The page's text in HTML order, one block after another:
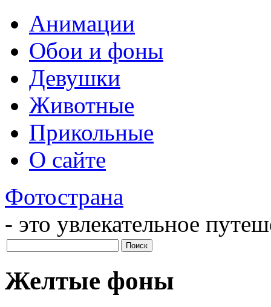
Анимации
Обои и фоны
Девушки
Животные
Прикольные
О сайте
Фотострана
- это увлекательное
Желтые фоны